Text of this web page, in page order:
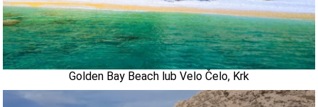
Poznaj Chorwację
muzea
Golden Bay Beach lub Velo Čelo, Krk